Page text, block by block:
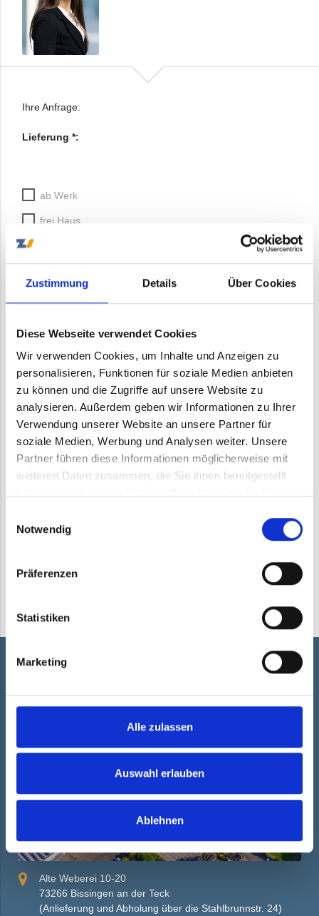
Zustimmung Details Über Cookies
Diese Webseite verwendet Cookies
Wir verwenden Cookies, um Inhalte und Anzeigen zu
personalisieren, Funktionen für soziale Medien anbieten
zu können und die Zugriffe auf unsere Website zu
analysieren. Außerdem geben wir Informationen zu Ihrer
Verwendung unserer Website an unsere Partner für
soziale Medien, Werbung und Analysen weiter. Unsere
Partner führen diese Informationen möglicherweise mit
weiteren Daten zusammen, die Sie ihnen bereitgestellt
Notwendig
Präferenzen
Statistiken
Marketing
Alle zulassen
Auswahl erlauben
Ablehnen
Ihre Anfrage:
Lieferung *:
ab Werk
frei Haus
Ich stimme zu, dass meine Angaben aus dem
Kontaktformular zur Beantwortung meiner Anfrage
erhoben und verarbeitet werden. Hinweis: Sie
können Ihre Einwilligung jederzeit für die Zukunft
Nutzerdaten finden Sie in unserer
Alte Weberei 10-20
73266 Bissingen an der Teck
(Anlieferung und Abholung über die Stahlbrunnstr. 24)